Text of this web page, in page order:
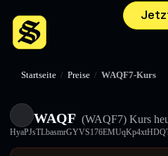
Startseite / Preise / WAQF7-Kurs
WAQF (WAQF7) Kurs